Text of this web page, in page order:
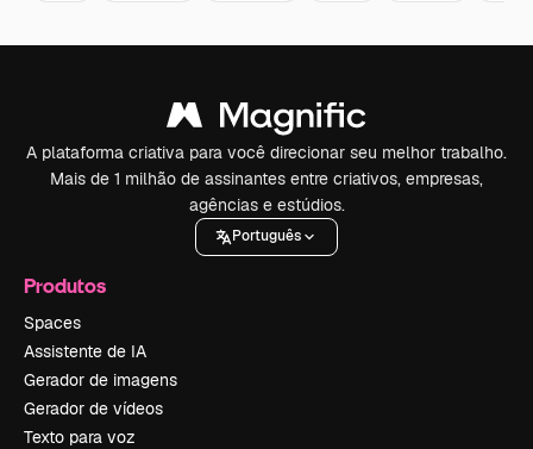
A plataforma criativa para você direcionar seu melhor trabalho.
Mais de 1 milhão de assinantes entre criativos, empresas,
agências e estúdios.
Português
Produtos
Spaces
Assistente de IA
Gerador de imagens
Gerador de vídeos
Texto para voz